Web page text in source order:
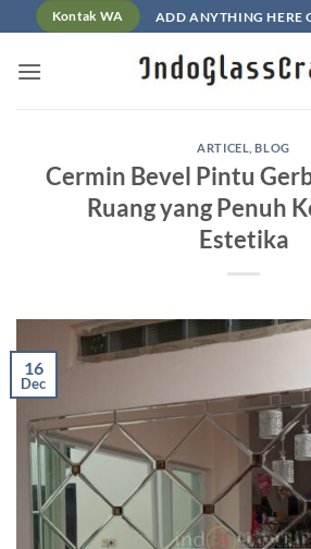
to
content
Kontak WA ADD ANYTHING HERE
ARTICEL ,BLOG
Cermin Bevel Pintu
Ruang yang Penuh
Estetika
16
Dec